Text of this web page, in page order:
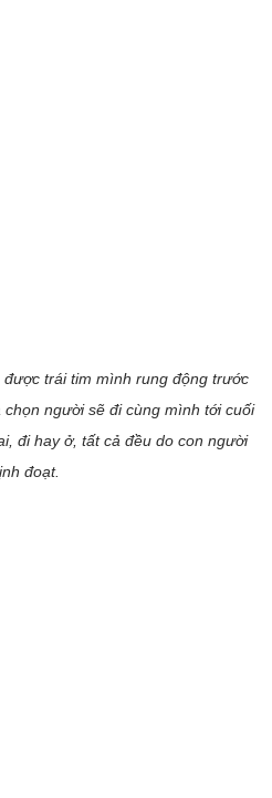
trái tim mình rung động trước
người sẽ đi cùng mình tới cuối
đi hay ở, tất cả đều do con người
đoạt.